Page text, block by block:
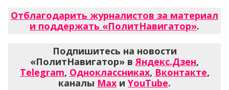
Отблагодарить журналистов за материал
и поддержать «ПолитНавигатор».
Подпишитесь на новости
«ПолитНавигатор» вЯндекс.Дзен,
Telegram, Одноклассниках, Вконтакте,
каналы Max и YouTube.